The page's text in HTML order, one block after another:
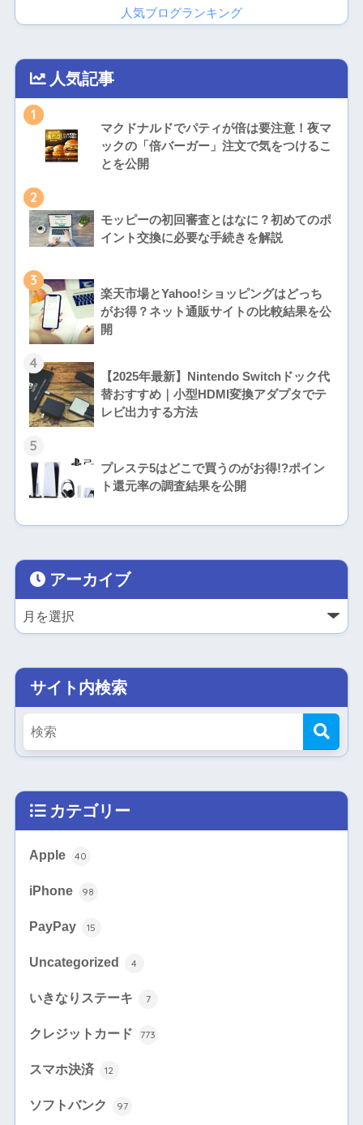
人気ブログランキング
人気記事
1
マクドナルドでパティが倍は要注意！夜マ
ックの「倍バーガー」注文で気をつけるこ
とを公開
2
モッピーの初回審査とはなに？初めてのポ
イント交換に必要な手続きを解説
3
楽天市場とYahoo!ショッピングはどっち
がお得？ネット通販サイトの比較結果を公
開
4
【2025年最新】Nintendo Switchドック代
替おすすめ｜小型HDMI変換アダプタでテ
レビ出力する方法
5
プレステ5はどこで買うのがお得!?ポイン
ト還元率の調査結果を公開
アーカイブ
サイト内検索
カテゴリー
Apple 40
iPhone 98
PayPay 15
Uncategorized 4
いきなりステーキ 7
クレジットカード 773
スマホ決済 12
ソフトバンク 97